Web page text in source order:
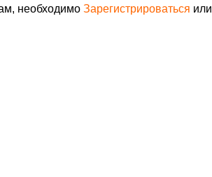
необходимо Зарегистрироваться или